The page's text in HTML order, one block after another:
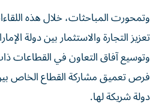
وتمحورت المباحثات، خلال هذه
تعزيز التجارة والاستثمار بين دولة
وتوسيع آفاق التعاون في القطاعات
فرص تعميق مشاركة القطاع الخاص
دولة شريكة لها.